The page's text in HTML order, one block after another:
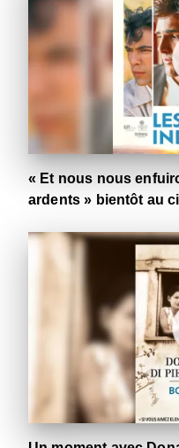
« Et nous nous
ardents » bientôt au